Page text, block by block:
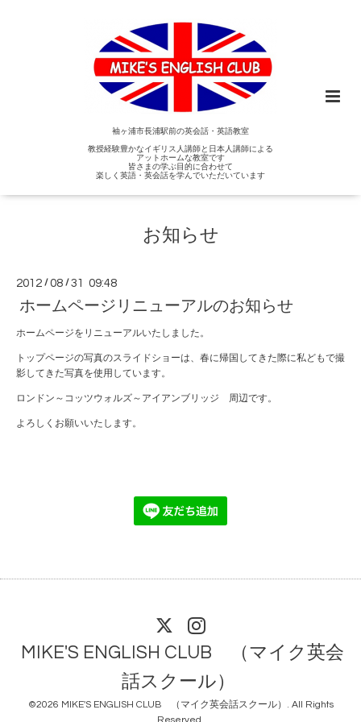
袖ヶ浦市長浦駅前の英会話・英語教室
教授経験豊かなイギリス人講師と日本人講師による
アットホームな教室です
皆さまの学ぶ目的に合わせて
楽しく英語・英会話を学んでいただいています
お知らせ
2012 /08 /31 09:48
ホームページリニューアルのお知らせ
ホームページをリニューアルいたしました。
トップページの写真のスライドショーは、春に帰国してきた際に私どもで撮
影してきた写真を使用しています。
ロンドン～コッツウォルズ～アイアンブリッジ 周辺です。
よろしくお願いいたします。
MIKE'S ENGLISH CLUB （マイク英会
話スクール）
©2026 MIKE'S ENGLISH CLUB （マイク英会話スクール）
. All Rights